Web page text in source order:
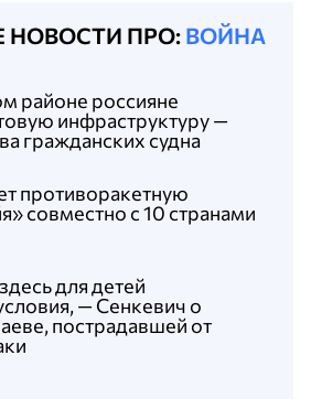
НОВОСТИ ПРО: ВОЙНА
для детей
— Сенкевич о
пострадавшей от
противоракетную
совместно с 10 странами
районе россияне
инфраструктуру —
гражданских судна